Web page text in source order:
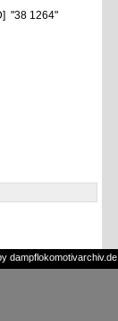
"38 1264"
dampflokomotivarchiv.de